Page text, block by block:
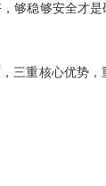
够稳够安全才
三重核心优势